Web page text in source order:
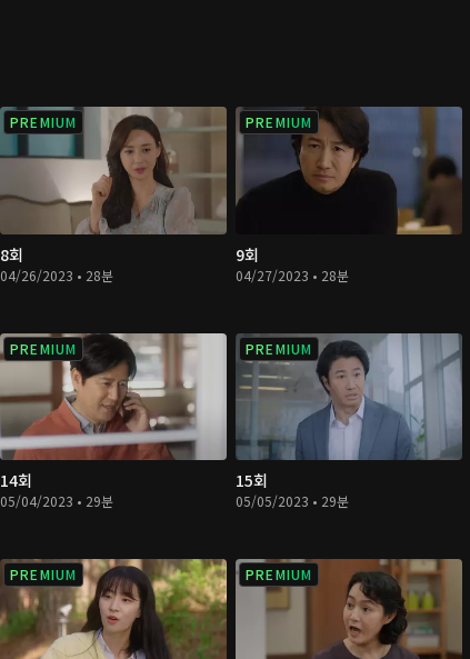
PREMIUM
8회
04/26/2023 • 28분
PREMIUM
9회
04/27/2023 • 28분
PREMIUM
14회
05/04/2023 • 29분
PREMIUM
15회
05/05/2023 • 29분
PREMIUM PREMIUM